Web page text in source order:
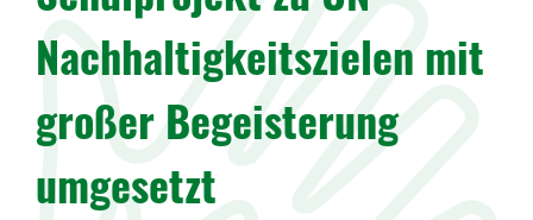
Infos
Jobs
Standorte
Nachhaltigkeitszielen mit
großer Begeisterung
umgesetzt